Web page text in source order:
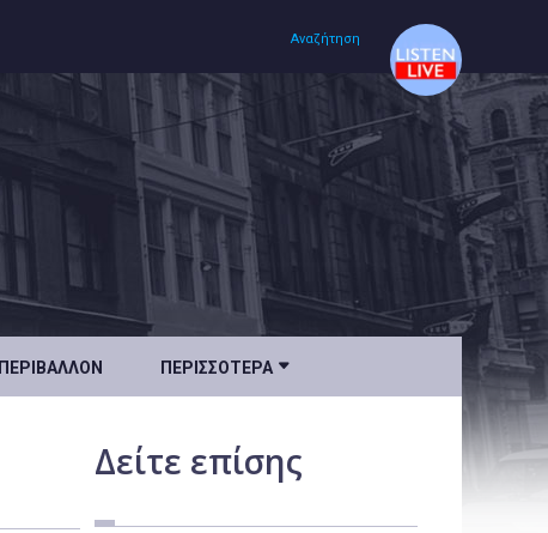
Αναζήτηση
ΠΕΡΙΒΆΛΛΟΝ ΠΕΡΙΣΣΌΤΕΡΑ 
Δείτε επίσης
Αρχική
Πολιτισμός
Υγεία
Ταξίδια
Επιστήμη
Περιβάλλον